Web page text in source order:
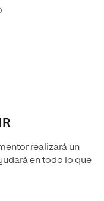
realizará un
en todo lo que